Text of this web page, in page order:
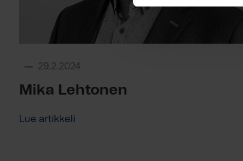
29.2.2024
Mika Lehtonen
Lue artikkeli